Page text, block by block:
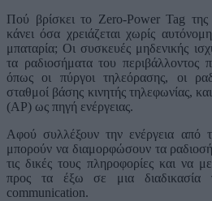
Πού βρίσκει το Zero-Power Tag της
κάνει όσα χρειάζεται χωρίς
μπαταρία; Οι συσκευές μηδενικής
τα ραδιοσήματα του περιβάλλοντος
όπως οι πύργοι τηλεόρασης, οι
σταθμοί βάσης κινητής τηλεφωνίας,
(AP) ως πηγή ενέργειας.
Αφού συλλέξουν την ενέργεια από
μπορούν να διαμορφώσουν τα
τις δικές τους πληροφορίες και να
προς τα έξω σε μια διαδικασία
communication.